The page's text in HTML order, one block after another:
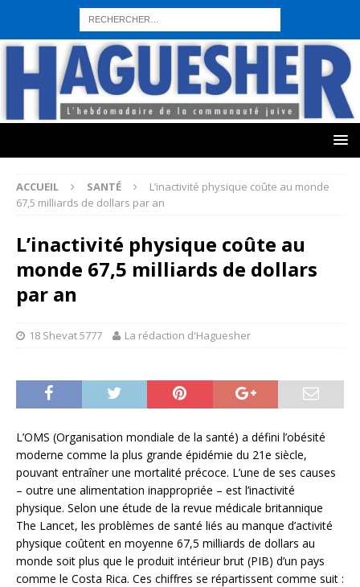
sohbet hattı numarası seks hattı numara istanbul escort bayanlar
sohbet hattı numaralar seks hattı numaralar"
numaraları sohbet hattı sex hattı telefonda seks numara sıcak sex
sohbet hattı canlı sohbet hatları sohbet numaraları
ucuz
sex sohbet hattı numaraları
yeni casino siteleri
ACCUEIL SANTÉ
L’inactivité physique coûte au monde
67,5 milliards de dollars par an
L’inactivité physique coûte au
monde 67,5 milliards de dollars
par an
18 Shevat 5777 La rédaction d'Haguesher
L’OMS (Organisation mondiale de la santé) a défini l’obésité
moderne comme la plus grande épidémie du 21e siècle,
pouvant entraîner une mortalité précoce. L’une de ses causes
– outre une alimentation inappropriée – est l’inactivité
physique. Selon une étude de la revue médicale britannique
The Lancet, les problèmes de santé liés au manque d’activité
physique coûtent en moyenne 67,5 milliards de dollars au
monde soit plus que le produit intérieur brut (PIB) d’un pays
comme le Costa Rica. Ces chiffres se répartissent comme suit :